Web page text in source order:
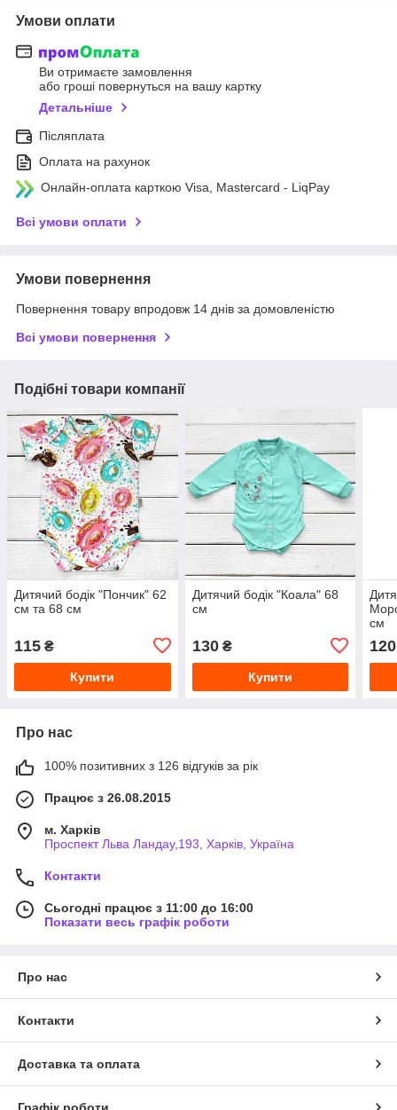
Умови оплати
Ви отримаєте замовлення
або гроші повернуться на вашу картку
Детальніше
Післяплата
Оплата на рахунок
Онлайн-оплата карткою Visa, Mastercard - LiqPay
Всі умови оплати
Умови повернення
Повернення товару впродовж 14 днів за домовленістю
Всі умови повернення
Подібні товари компанії
Дитячий бодік "Пончик" 62
см та 68 см
115 ₴
Купити
Дитячий бодік "Коала" 68
см
130₴
Купити
см
120
Про нас
100% позитивних з 126 відгуків за рік
Працює з 26.08.2015
м. Харків
Проспект Льва Ландау,193, Харків, Україна
Контакти
Сьогодні працює з 11:00 до 16:00
Показати весь графік роботи
Про нас
Контакти
Доставка та оплата
Графік роботи